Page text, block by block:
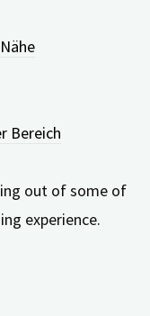
Bereich
are stored on
the working of
also use third-
understand how
be stored in your
have the option
out of some of
experience.